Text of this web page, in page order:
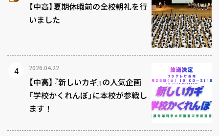
【中高】夏期休暇前の全校朝礼を行
いました
2026.04.22
【中高】『新しいカギ』の人気企画
「学校かくれんぼ」に本校が参戦し
ます！